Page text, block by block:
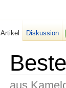
aus
Artikel
Diskussion